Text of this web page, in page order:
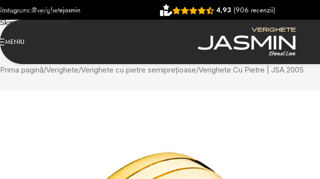
Skip to navigation
Skip to main content
4,93(906 recenzii)
MENIU
Prima pagină Verighete Verighete cu pietre semiprețioase Verighete Cu Pietre | JSA 2005